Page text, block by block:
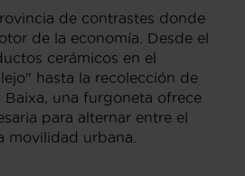
de contrastes donde
de la economía. Desde el
cerámicos en el
hasta la recolección de
Baixa, una furgoneta ofrece
para alternar entre el
movilidad urbana.